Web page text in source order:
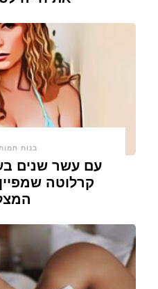
בנות
עם עשר שנים
קרלוטה